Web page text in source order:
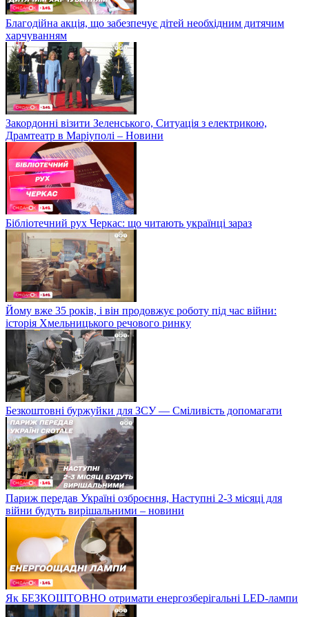
Благодійна акція, що забезпечує дітей необхідним дитячим
харчуванням
Закордонні візити Зеленського, Ситуація з електрикою,
Драмтеатр в Маріуполі – Новини
Бібліотечний рух Черкас: що читають українці зараз
Йому вже 35 років, і він продовжує роботу під час війни:
історія Хмельницького речового ринку
Безкоштовні буржуйки для ЗСУ — Сміливість допомагати
Париж передав Україні озброєння, Наступні 2-3 місяці для
війни будуть вирішальними – новини
Як БЕЗКОШТОВНО отримати енергозберігальні LED-лампи